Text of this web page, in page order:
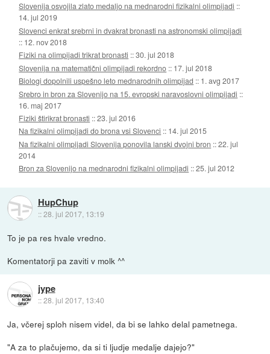
Slovenija osvojila zlato medaljo na mednarodni fizikalni olimpijadi ::
14. jul 2019
Slovenci enkrat srebrni in dvakrat bronasti na astronomski olimpijadi
:: 12. nov 2018
Fiziki na olimpijadi trikrat bronasti ::30. jul 2018
Slovenija na matematični olimpijadi rekordno :: 17. jul 2018
Biologi dopolnili uspešno leto mednarodnih olimpijad :: 1. avg 2017
Srebro in bron za Slovenijo na 15. evropski naravoslovni olimpijadi ::
16. maj 2017
Fiziki štirikrat bronasti ::23. jul 2016
Na fizikalni olimpijadi do brona vsi Slovenci :: 14. jul 2015
Na fizikalni olimpijadi Slovenija ponovila lanski dvojni bron ::22. jul
2014
Bron za Slovenijo na mednarodni fizikalni olimpijadi ::25. jul 2012
HupChup
::28. jul 2017, 13:19
To je pa res hvale vredno.
Komentatorji pa zaviti v molk ^^
jype
::28. jul 2017, 13:40
Ja, včerej sploh nisem videl, da bi se lahko delal pametnega.
"A za to plačujemo, da si ti ljudje medalje dajejo?"